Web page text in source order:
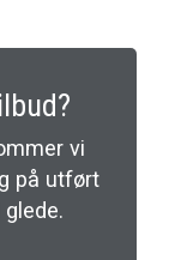
vi
på utført